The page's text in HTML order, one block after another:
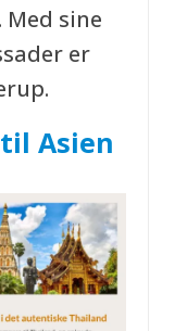
sine
er
Asien